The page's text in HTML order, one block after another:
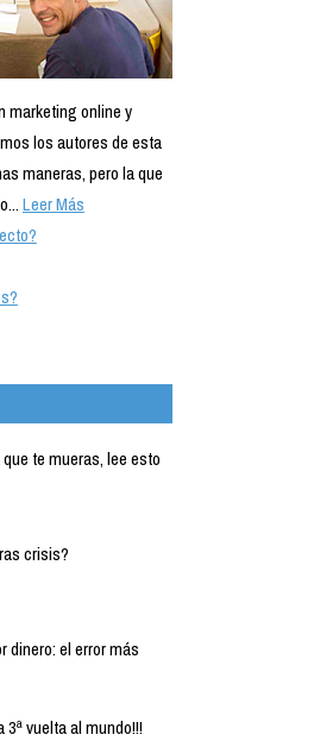
marketing online y
los autores de esta
maneras, pero la que
Leer Más
te mueras, lee esto
crisis?
dinero: el error más
vuelta al mundo!!!